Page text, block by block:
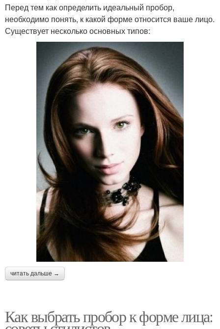
Перед тем как определить идеальный пробор,
необходимо понять, к какой форме относится ваше лицо.
Существует несколько основных типов:
читать дальше →
Как выбрать пробор к форме лица: